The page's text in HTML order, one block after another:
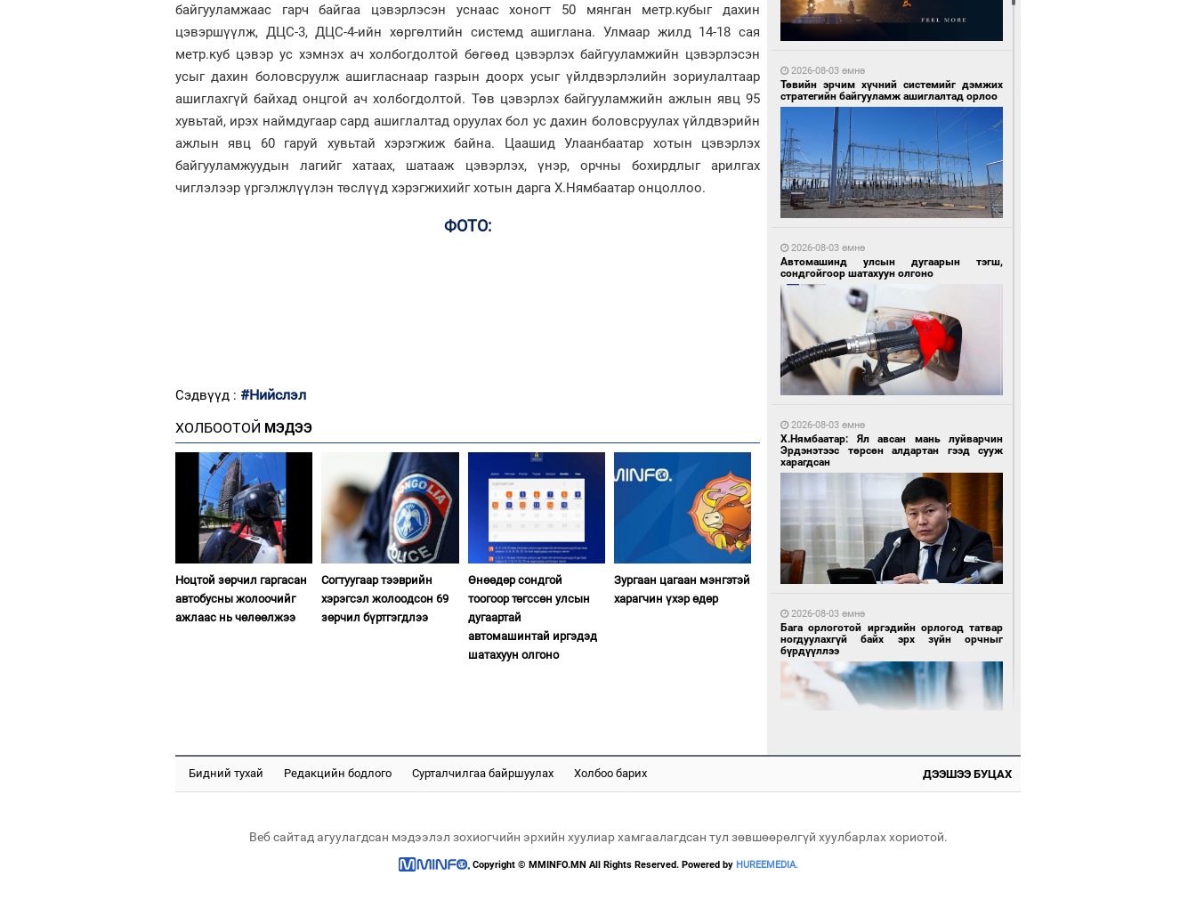
байгууламжаас гарч байгаа цэвэрлэсэн уснаас хоногт 50 мянган метр.кубыг дахин
цэвэршүүлж, ДЦС-3, ДЦС-4-ийн хөргөлтийн системд ашиглана. Улмаар жилд 14-18 сая
метр.куб цэвэр ус хэмнэх ач холбогдолтой бөгөөд цэвэрлэх байгууламжийн цэвэрлэсэн
усыг дахин боловсруулж ашигласнаар газрын доорх усыг үйлдвэрлэлийн зориулалтаар
ашиглахгүй байхад онцгой ач холбогдолтой. Төв цэвэрлэх байгууламжийн ажлын явц 95
хувьтай, ирэх наймдугаар сард ашиглалтад оруулах бол ус дахин боловсруулах үйлдвэрийн
ажлын явц 60 гаруй хувьтай хэрэгжиж байна. Цаашид Улаанбаатар хотын цэвэрлэх
байгууламжуудын лагийг хатаах, шатааж цэвэрлэх, үнэр, орчны бохирдлыг арилгах
чиглэлээр үргэлжлүүлэн төслүүд хэрэгжихийг хотын дарга Х.Нямбаатар онцоллоо.
ФОТО:
Сэдвүүд : #Нийслэл
ХОЛБООТОЙ МЭДЭЭ
Ноцтой зөрчил гаргасан
автобусны жолоочийг
ажлаас нь чөлөөлжээ
Согтуугаар тээврийн
хэрэгсэл жолоодсон 69
зөрчил бүртгэгдлээ
Өнөөдөр сондгой
тоогоор төгссөн улсын
дугаартай
автомашинтай иргэдэд
шатахуун олгоно
Зургаан цагаан мэнгэтэй
харагчин үхэр өдөр
20 цагийн өмнө өмнө
20 цагийн өмнө өмнө
1 өдрийн өмнө өмнө
Бүх төрлийн шатахууны импортыг шуурхай
МИАТ ТӨХК “Боинг” компанитай хамтын
2026-08-03 өмнө
Төвийн эрчим хүчний системийг дэмжих
стратегийн байгууламж ашиглалтад орлоо
2026-08-03 өмнө
Автомашинд улсын дугаарын тэгш,
сондгойгоор шатахуун олгоно
2026-08-03 өмнө
Х.Нямбаатар: Ял авсан мань луйварчин
Эрдэнэтээс төрсөн алдартан гээд сууж
харагдсан
2026-08-03 өмнө
Бага орлоготой иргэдийн орлогод татвар
ногдуулахгүй байх эрх зүйн орчныг
бүрдүүллээ
Бидний тухай Редакцийн бодлого Сурталчилгаа байршуулах Холбоо барих ДЭЭШЭЭ БУЦАХ
Веб сайтад агуулагдсан мэдээлэл зохиогчийн эрхийн хуулиар хамгаалагдсан тул зөвшөөрөлгүй хуулбарлах хориотой.
Copyright © MMINFO.MN All Rights Reserved. Powered by HUREEMEDIA.